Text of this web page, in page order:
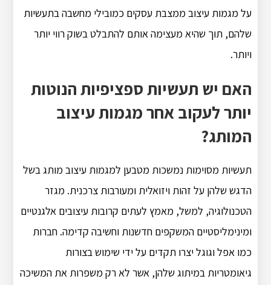
על מגמות עיצוב ממצבת עסקים כמובילי מחשבה בתעשיות
שלהם, תוך שהיא מעצימה אותם להתבלט בשוק רווי יותר
ויותר.
האם יש תעשיות ספציפיות הנוטות
יותר לעקוב אחר מגמות עיצוב
המותג?
תעשיות מסוימות נמשכות מטבען למגמות עיצוב מותג בשל
הדגש שלהן על זהות ויזואלית ומעורבות צרכנית. מגזר
הטכנולוגיה, למשל, מאמץ לעתים קרובות עיצובים אלגנטיים
ומינימליסטיים המשקפים חדשנות וחשיבה קדימה. חברות
כמו אפל וגוגל יצרו תקדים על ידי שימוש בצורות
גיאומטריות במיתוג שלהן, אשר לא רק משפרות את המשיכה